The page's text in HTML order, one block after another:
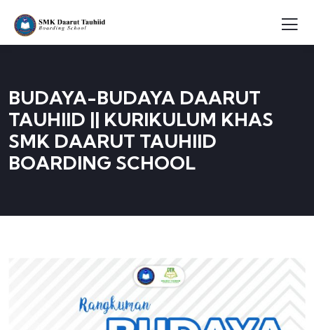
BUDAYA-BUDAYA DAARUT
TAUHIID || KURIKULUM KHAS
SMK DAARUT TAUHIID
BOARDING SCHOOL